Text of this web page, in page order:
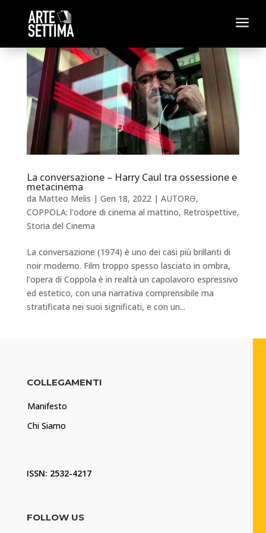
a
La conversazione – Harry Caul tra ossessione e
metacinema
da Matteo Melis | Gen 18, 2022| AUTORƏ,
COPPOLA: l'odore di cinema al mattino, Retrospettive,
Storia del Cinema
La conversazione (1974) è uno dei casi più brillanti di
noir moderno. Film troppo spesso lasciato in ombra,
l’opera di Coppola è in realtà un capolavoro espressivo
ed estetico, con una narrativa comprensibile ma
stratificata nei suoi significati, e con un...
COLLEGAMENTI
Manifesto
Chi Siamo
ISSN: 2532-4217
FOLLOW US